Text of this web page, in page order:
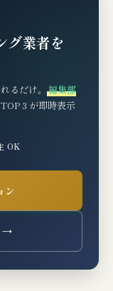
グ業者を
るだけ。 編集部
3 が即時表示
OK
ン
→